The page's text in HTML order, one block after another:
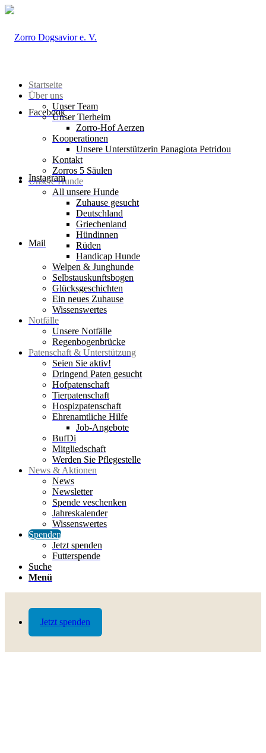
Jetzt spenden
Facebook
Instagram
Mail
Startseite
Über uns
Unser Team
Unser Tierheim
Zorro-Hof Aerzen
Kooperationen
Unsere Unterstützerin Panagiota Petridou
Kontakt
Zorros 5 Säulen
Unsere Hunde
All unsere Hunde
Zuhause gesucht
Deutschland
Griechenland
Hündinnen
Rüden
Handicap Hunde
Welpen & Junghunde
Selbstauskunftsbogen
Glücksgeschichten
Ein neues Zuhause
Wissenswertes
Notfälle
Unsere Notfälle
Regenbogenbrücke
Patenschaft & Unterstützung
Seien Sie aktiv!
Dringend Paten gesucht
Hofpatenschaft
Tierpatenschaft
Hospizpatenschaft
Ehrenamtliche Hilfe
Job-Angebote
BufDi
Mitgliedschaft
Werden Sie Pflegestelle
News & Aktionen
News
Newsletter
Spende veschenken
Jahreskalender
Wissenswertes
Spenden
Jetzt spenden
Futterspende
Suche
Menü